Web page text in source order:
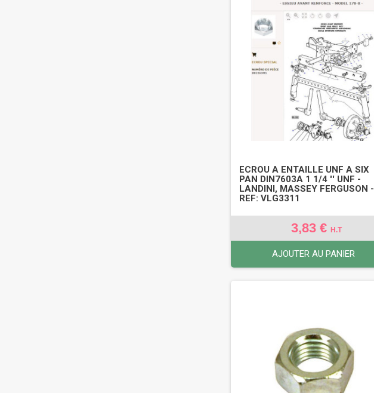
ECROU A ENTAILLE UNF A SIX
PAN DIN7603A 1 1/4 '' UNF -
LANDINI, MASSEY FERGUSON -
REF: VLG3311
3,83 € H.T
AJOUTER AU PANIER